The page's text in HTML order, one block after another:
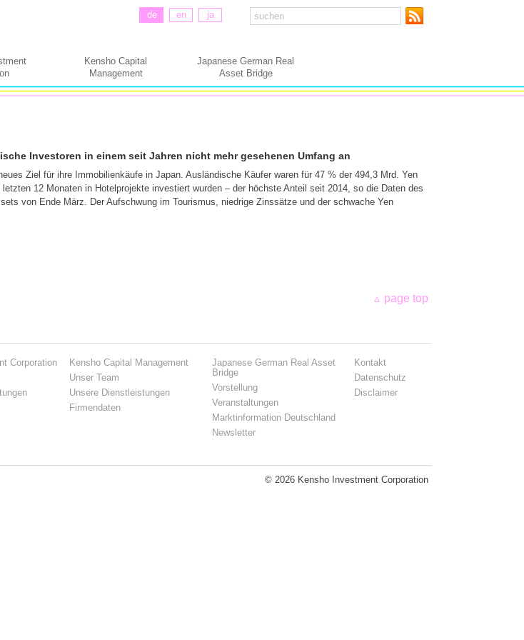
de en ja
Kensho Capital
Management
Japanese German Real
Asset Bridge
Investoren in einem seit Jahren nicht mehr gesehenen Umfang an
Ziel für ihre Immobilienkäufe in Japan. Ausländische Käufer waren für 47 % der 494,3 Mrd. Yen
12 Monaten in Hotelprojekte investiert wurden – der höchste Anteil seit 2014, so die Daten des
von Ende März. Der Aufschwung im Tourismus, niedrige Zinssätze und der schwache Yen
page top
Corporation
Kensho Capital Management
Unser Team
Unsere Dienstleistungen
Firmendaten
Japanese German Real Asset
Bridge
Vorstellung
Veranstaltungen
Marktinformation Deutschland
Newsletter
Kontakt
Datenschutz
Disclaimer
© 2026 Kensho Investment Corporation